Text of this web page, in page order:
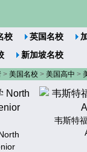
校 英国名校
新加坡名校
> 美国名校 > 美国高中 >
韦斯特